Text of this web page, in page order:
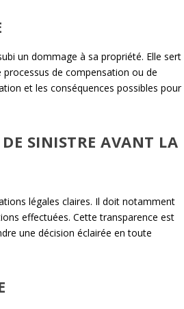
un dommage à sa propriété. Elle sert
processus de compensation ou de
et les conséquences possibles pour
SINISTRE AVANT LA
légales claires. Il doit notamment
effectuées. Cette transparence est
une décision éclairée en toute